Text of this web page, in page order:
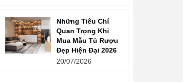
Những Tiêu Chí
Quan Trọng Khi
Mua Mẫu Tủ Rượu
Đẹp Hiện Đại 2026
20/07/2026